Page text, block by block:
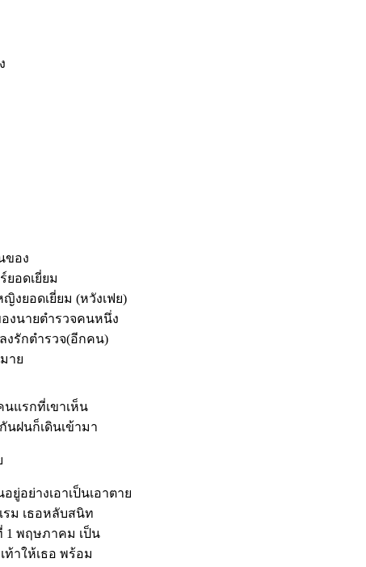
ของ
ยอดเยี่ยม
งยอดเยี่ยม (หวังเฟย)
องนายตำรวจคนหนึ่ง
งรักตำรวจ(อีกคน)
าย
นแรกที่เขาเห็น
นฝนก็เดินเข้ามา
อย่างเอาเป็นเอาตาย
รม เธอหลับสนิท
1 พฤษภาคม เป็น
ท้าให้เธอ พร้อม